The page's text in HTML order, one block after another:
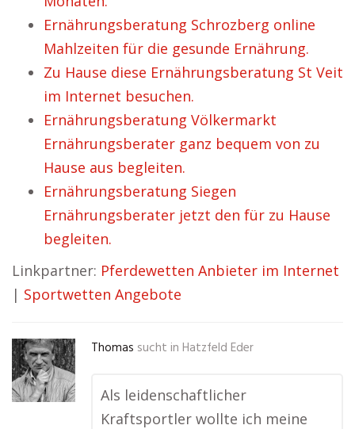
Ernährungsberatung Schrozberg online
Mahlzeiten für die gesunde Ernährung.
Zu Hause diese Ernährungsberatung St Veit
im Internet besuchen.
Ernährungsberatung Völkermarkt
Ernährungsberater ganz bequem von zu
Hause aus begleiten.
Ernährungsberatung Siegen
Ernährungsberater jetzt den für zu Hause
begleiten.
Linkpartner: Pferdewetten Anbieter im Internet
| Sportwetten Angebote
Thomas sucht in Hatzfeld Eder
Als leidenschaftlicher
Kraftsportler wollte ich meine